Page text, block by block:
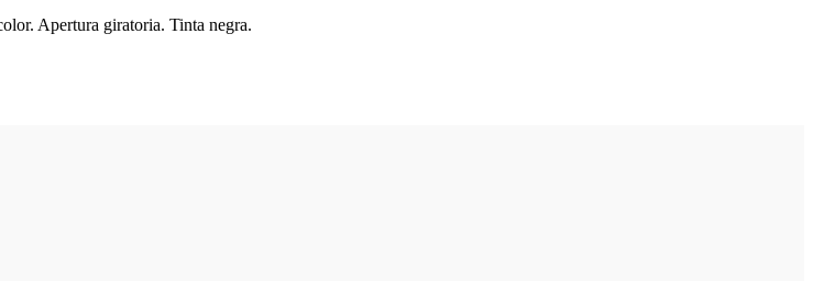
Apertura giratoria. Tinta negra.